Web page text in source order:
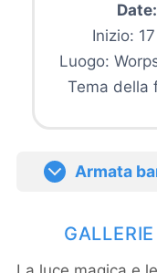
Inizio:
Luogo:
Tema della
Armata